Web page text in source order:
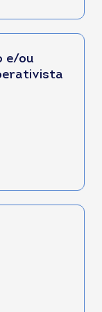
e/ou